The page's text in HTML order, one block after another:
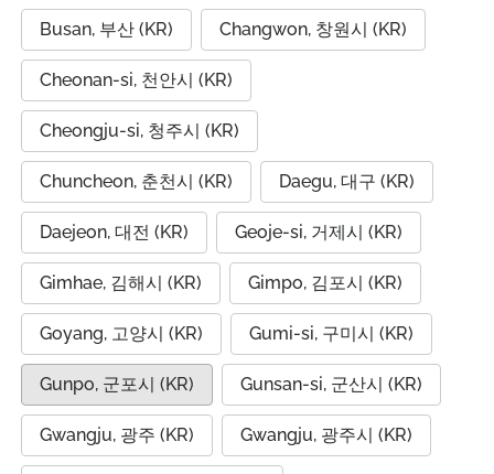
Busan, 부산 (KR) Changwon, 창원시 (KR)
Cheonan-si, 천안시 (KR)
Cheongju-si, 청주시 (KR)
Chuncheon, 춘천시 (KR) Daegu, 대구 (KR)
Daejeon, 대전 (KR) Geoje-si, 거제시 (KR)
Gimhae, 김해시 (KR) Gimpo, 김포시 (KR)
Goyang, 고양시 (KR) Gumi-si, 구미시 (KR)
Gunpo, 군포시 (KR) Gunsan-si, 군산시 (KR)
Gwangju, 광주 (KR) Gwangju, 광주시 (KR)